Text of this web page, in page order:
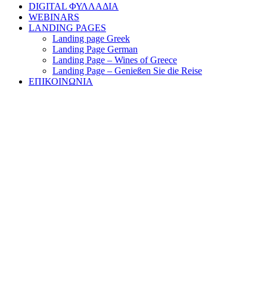
DIGITAL ΦΥΛΛΑΔΙΑ
WEBINARS
LANDING PAGES
Landing page Greek
Landing Page German
Landing Page – Wines of Greece
Landing Page – Genießen Sie die Reise
ΕΠΙΚΟΙΝΩΝΙΑ